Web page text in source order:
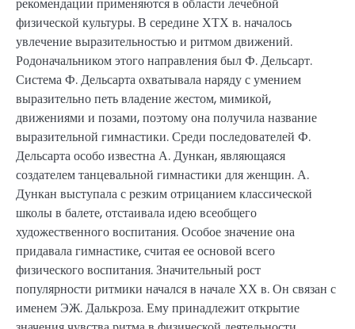
рекомендации применяются в области лечебной
физической культуры. В середине ХТХ в. началось
увлечение выразительностью и ритмом движений.
Родоначальником этого направления был Ф. Дельсарт.
Система Ф. Дельсарта охватывала наряду с умением
выразительно петь владение жестом, мимикой,
движениями и позами, поэтому она получила название
выразительной гимнастики. Среди последователей Ф.
Дельсарта особо известна А. Дункан, являющаяся
создателем танцевальной гимнастики для женщин. А.
Дункан выступала с резким отрицанием классической
школы в балете, отстаивала идею всеобщего
художественного воспитания. Особое значение она
придавала гимнастике, считая ее основой всего
физического воспитания. Значительный рост
популярности ритмики начался в начале ХХ в. Он связан с
именем ЭЖ. Далькроза. Ему принадлежит открытие